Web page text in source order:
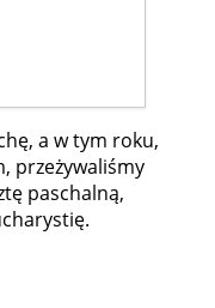
a w tym roku,
przeżywaliśmy
paschalną,